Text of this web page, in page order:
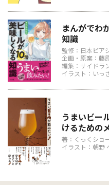
まんがでわ
知識
監修：日本ビア
企画・原案：藤
編集：サイドラ
イラスト：いっ
うまいビー
けるための
著：くっくショ
イラスト：朝野